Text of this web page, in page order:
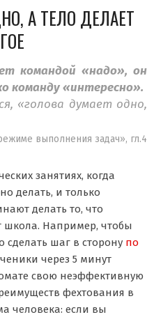
А ТЕЛО ДЕЛАЕТ
командой «надо», он
команду «интересно».
«голова думает одно,
выполнения задач», гл.4
занятиях, когда
делать, и только
делать то, что
школа. Например, чтобы
сделать шаг в сторону по
через 5 минут
свою неэффективную
фехтования в
человека: если вы